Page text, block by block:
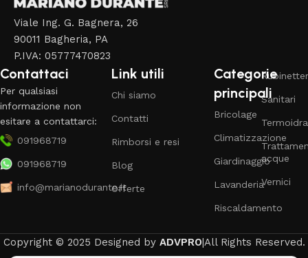
Viale Ing. G. Bagnera, 26
90011 Bagheria, PA
P.IVA: 05777470823
Contattaci
Per qualsiasi
informazione non
esitare a contattarci:
091968719
091968719
info@marianodurante.it
Link utili
Chi siamo
Contatti
Rimborsi e resi
Blog
Offerte
Categorie
principali
Bricolage
Climatizzazione
Giardinaggio
Lavanderia
Riscaldamento
Sanitari
acque
Vernici
Copyright © 2025 Designed by ADVPRO|All Rights Reserved.